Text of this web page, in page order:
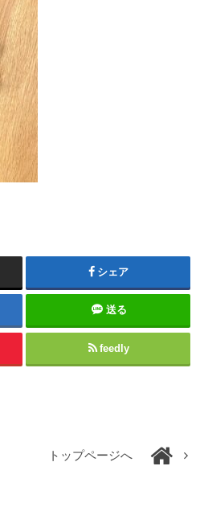
シェア
送る
feedly
トップページへ